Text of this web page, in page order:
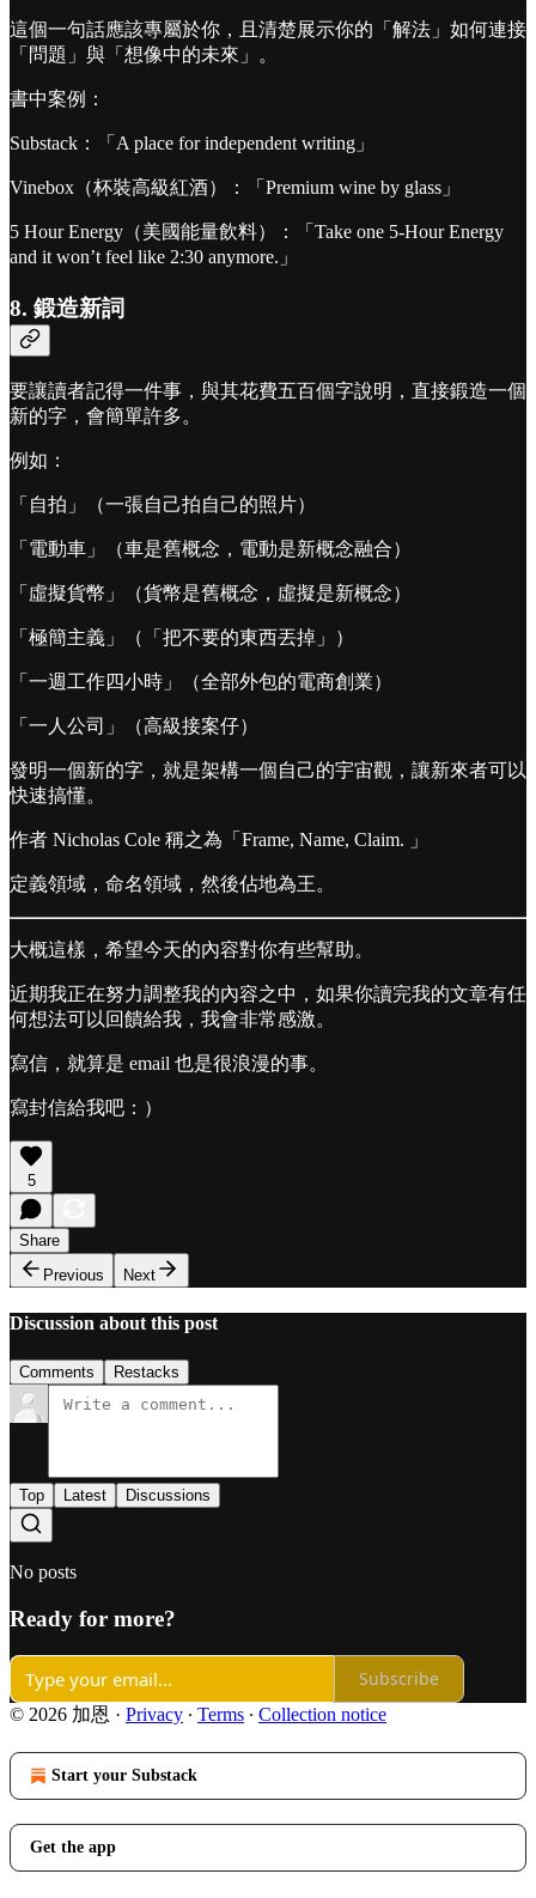
這個一句話應該專屬於你，且清楚展示你的「解法」如何連接
「問題」與「想像中的未來」。
書中案例：
Substack：「A place for independent writing」
Vinebox（杯裝高級紅酒）：「Premium wine by glass」
5 Hour Energy（美國能量飲料）：「Take one 5-Hour Energy
and it won’t feel like 2:30 anymore.」
8. 鍛造新詞
要讓讀者記得一件事，與其花費五百個字說明，直接鍛造一個
新的字，會簡單許多。
例如：
「自拍」（一張自己拍自己的照片）
「電動車」（車是舊概念，電動是新概念融合）
「虛擬貨幣」（貨幣是舊概念，虛擬是新概念）
「極簡主義」（「把不要的東西丟掉」）
「一週工作四小時」（全部外包的電商創業）
「一人公司」（高級接案仔）
發明一個新的字，就是架構一個自己的宇宙觀，讓新來者可以
快速搞懂。
作者 Nicholas Cole 稱之為「Frame, Name, Claim. 」
定義領域，命名領域，然後佔地為王。
大概這樣，希望今天的內容對你有些幫助。
近期我正在努力調整我的內容之中，如果你讀完我的文章有任
何想法可以回饋給我，我會非常感激。
寫信，就算是 email 也是很浪漫的事。
寫封信給我吧：）
5
Share
Previous
Next
Discussion about this post
Comments Restacks
Top Latest Discussions
No posts
Ready for more?
Subscribe
© 2026 加恩 · Privacy ∙ Terms ∙ Collection notice
Start your Substack
Get the app